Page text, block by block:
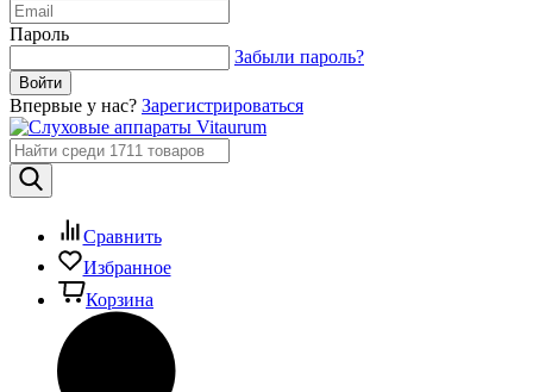
Пароль
Забыли пароль?
Впервые у нас? Зарегистрироваться
Сравнить
Избранное
Корзина